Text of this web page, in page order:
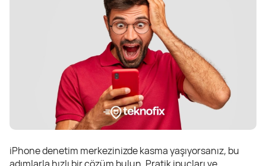
iPhone denetim merkezinizde kasma yaşıyorsanız, bu